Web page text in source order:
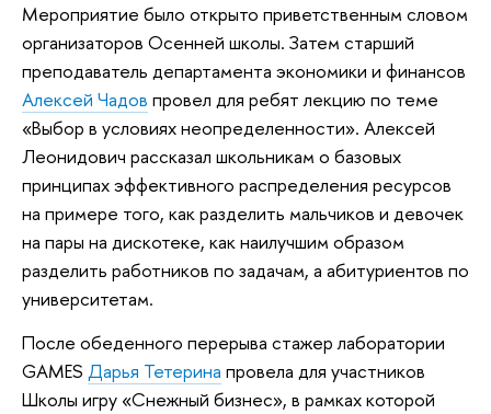
Мероприятие было открыто приветственным словом
организаторов Осенней школы. Затем старший
преподаватель департамента экономики и финансов
Алексей Чадов провел для ребят лекцию по теме
«Выбор в условиях неопределенности». Алексей
Леонидович рассказал школьникам о базовых
принципах эффективного распределения ресурсов
на примере того, как разделить мальчиков и девочек
на пары на дискотеке, как наилучшим образом
разделить работников по задачам, а абитуриентов по
университетам.
После обеденного перерыва стажер лаборатории
GAMES Дарья Тетерина провела для участников
Школы игру «Снежный бизнес», в рамках которой